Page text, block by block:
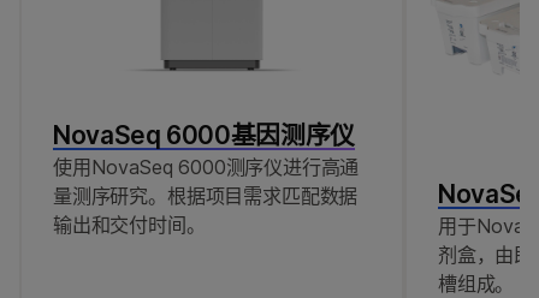
NovaSeq 6000基因测序仪
使用NovaSeq 6000测序仪进行高通
量测序研究。根据项目需求匹配数据
输出和交付时间。
用于
剂盒，由
槽组成。